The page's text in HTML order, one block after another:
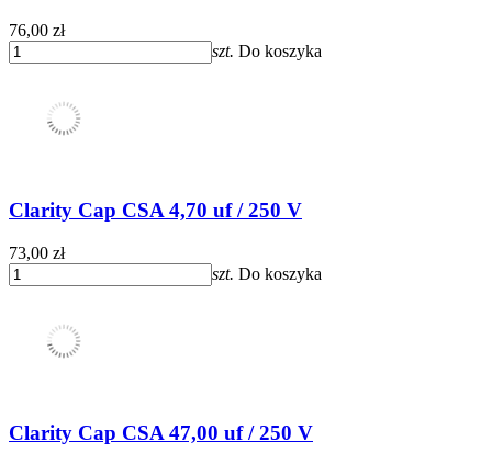
76,00 zł
szt. Do koszyka
Clarity Cap CSA 4,70 uf / 250 V
73,00 zł
szt. Do koszyka
Clarity Cap CSA 47,00 uf / 250 V